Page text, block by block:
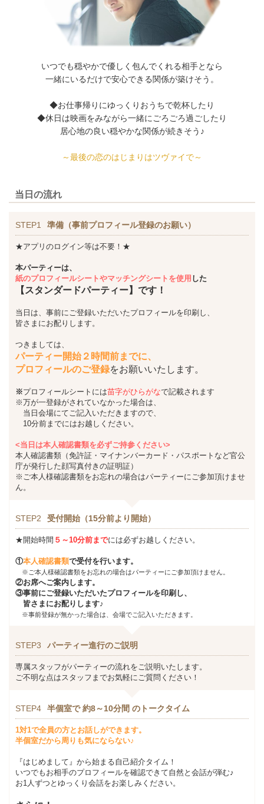
いつでも穏やかで優しく包んでくれる相手となら
一緒にいるだけで安心できる関係が築けそう。
◆お仕事帰りにゆっくりおうちで乾杯したり
◆休日は映画をみながら一緒にごろごろ過ごしたり
居心地の良い穏やかな関係が続きそう♪
～最後の恋のはじまりはツヴァイで～
当日の流れ
STEP1 準備（事前プロフィール登録のお願い）
★アプリのログイン等は不要！★
本パーティーは、
紙のプロフィールシートやマッチングシートを使用 した
【スタンダードパーティー】です！
当日は、事前にご登録いただいたプロフィールを印刷し、
皆さまにお配りします。
つきましては、
パーティー開始２時間前までに、
プロフィールのご登録をお願いいたします。
※プロフィールシートには苗字がひらがなで記載されます
※万が一登録がされていなかった場合は、
当日会場にてご記入いただきますので、
10分前までにはお越しください。
<当日は本人確認書類を必ずご持参ください>
本人確認書類（免許証・マイナンバーカード・パスポートなど官公
庁が発行した顔写真付きの証明証）
※ご本人様確認書類をお忘れの場合はパーティーにご参加頂けませ
ん。
STEP2 受付開始（15分前より開始）
★開始時間 ５～10分前までには必ずお越しください。
①本人確認書類で受付を行います。
※ご本人様確認書類をお忘れの場合はパーティーにご参加頂けません。
②お席へご案内します。
③事前にご登録いただいたプロフィールを印刷し、
皆さまにお配りします♪
※事前登録が無かった場合は、会場でご記入いただきます。
STEP3 パーティー進行のご説明
専属スタッフがパーティーの流れをご説明いたします。
ご不明な点はスタッフまでお気軽にご質問ください！
STEP4 半個室で 約8～10分間 のトークタイム
1対1で全員の方とお話しができます。
半個室だから周りも気にならない♪
『はじめまして』から始まる自己紹介タイム！
いつでもお相手のプロフィールを確認できて自然と会話が弾む♪
お1人ずつとゆっくり会話をお楽しみください。